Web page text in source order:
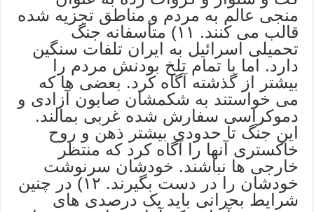
منجی عالم به مردم و مناطق تجزیه شده
قالب می کنند. ۱۱) متأسفانه جنگ
تحمیلی اسرائیل به ایران تلفات سنگین
دارد. اما با تمام تلخ بودنش مردم را
بیشتر از گذشته آگاه کرد. بعضی ها که
می خواستند به شکمشان صابون آزادی و
دموکراسی سفارش شده غربی بمالند.
این جنگ تا حدودی بیشتر ذهن و روح
خاکستری آنها را آگاه کرد که منتظر
خارجی ها نباشند. خودشان سرنوشت
خودشان را در دست بگیرند. ۱۲) در چنین
شرایط بحرانی باید یک درصدی های